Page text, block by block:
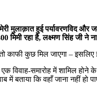
मुलाक़ात हुई पर्यावरणविद
मिमी रहा है, लक्ष्मण सिंह
काफी कुछ मिल जाएगा –
विवाह-समारोह में शामिल
में बताया कि वहाँ जाना नहीं हो